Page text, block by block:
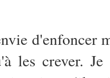
d'enfoncer
les crever.